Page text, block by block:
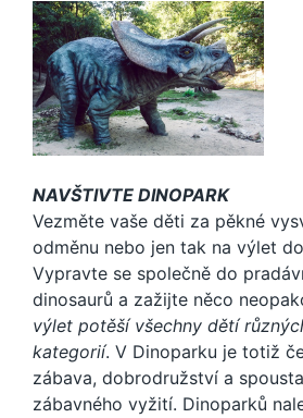
NAVŠTIVTE DINOPARK
Vezměte vaše děti za pěkné
odměnu nebo jen tak na výlet
Vypravte se společně do
dinosaurů a zažijte něco
výlet potěší všechny dětí
kategorií. V Dinoparku je totiž
zábava, dobrodružství a
zábavného vyžití. Dinoparků